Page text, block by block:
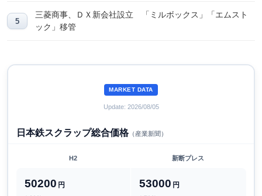
三菱商事、ＤＸ新会社設立 「ミルボックス」「エムスト
ック」移管
MARKET DATA
Update: 2026/08/05
日本鉄スクラップ総合価格（産業新聞）
H2 新断プレス
50200 円 53000 円